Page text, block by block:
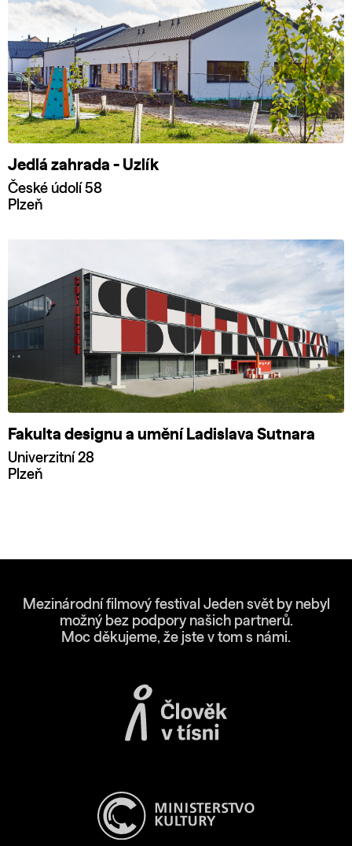
Jedlá zahrada - Uzlík
České údolí 58
Plzeň
Fakulta designu a umění Ladislava Sutnara
Univerzitní 28
Plzeň
Mezinárodní filmový festival Jeden svět by nebyl
možný bez podpory našich partnerů.
Moc děkujeme, že jste v tom s námi.